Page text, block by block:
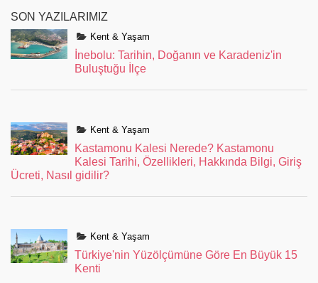
SON YAZILARIMIZ
Kent & Yaşam
İnebolu: Tarihin, Doğanın ve Karadeniz'in
Buluştuğu İlçe
Kent & Yaşam
Kastamonu Kalesi Nerede? Kastamonu
Kalesi Tarihi, Özellikleri, Hakkında Bilgi, Giriş
Ücreti, Nasıl gidilir?
Kent & Yaşam
Türkiye'nin Yüzölçümüne Göre En Büyük 15
Kenti